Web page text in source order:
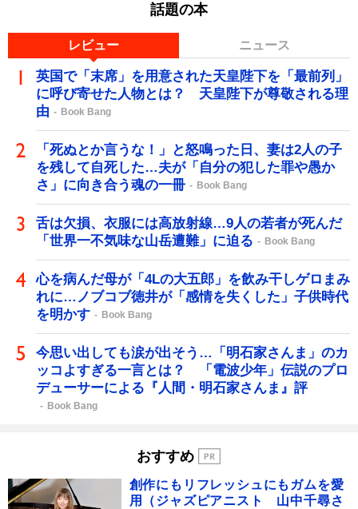
話題の本
レビュー ニュース
英国で「末席」を用意された天皇陛下を「最前列」
に呼び寄せた人物とは？ 天皇陛下が尊敬される理
由
Book Bang
「死ぬとか言うな！」と怒鳴った日、妻は2人の子
を残して自死した…夫が「自分の犯した罪や愚か
さ」に向き合う魂の一冊
Book Bang
舌は欠損、衣服には高放射線…9人の若者が死んだ
「世界一不気味な山岳遭難」に迫る
Book Bang
心を病んだ母が「4Lの大五郎」を飲み干しゲロまみ
れに…ノブコブ徳井が「感情を失くした」子供時代
を明かす
Book Bang
今思い出しても涙が出そう…「明石家さんま」のカ
ッコよすぎる一言とは？ 「電波少年」伝説のプロ
デューサーによる『人間・明石家さんま』評
Book Bang
おすすめ
創作にもリフレッシュにもガムを愛
用（ジャズピアニスト 山中千尋さ